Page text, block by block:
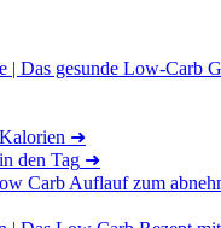
| Das gesunde Low-Carb
➜
den Tag ➜
Carb Auflauf zum